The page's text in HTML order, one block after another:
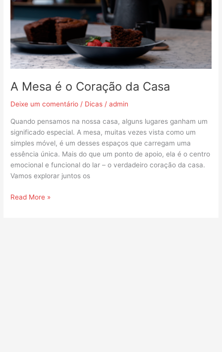
A Mesa é o Coração da Casa
Deixe um comentário / Dicas /admin
Quando pensamos na nossa casa, alguns lugares ganham um
significado especial. A mesa, muitas vezes vista como um
simples móvel, é um desses espaços que carregam uma
essência única. Mais do que um ponto de apoio, ela é o centro
emocional e funcional do lar – o verdadeiro coração da casa.
Vamos explorar juntos os
o
Coração
Casa
Read More »